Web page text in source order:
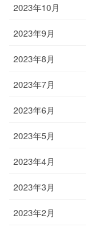
2023年10月
2023年9月
2023年8月
2023年7月
2023年6月
2023年5月
2023年4月
2023年3月
2023年2月